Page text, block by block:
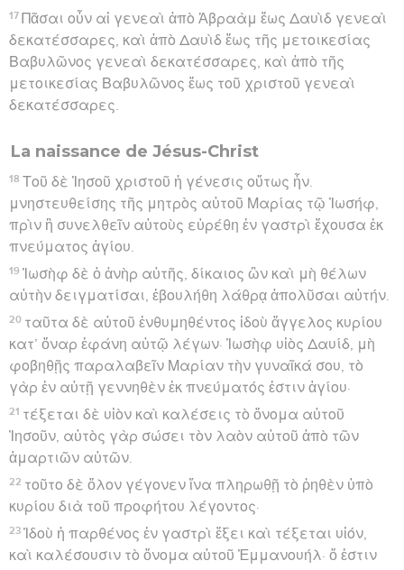
17 Πᾶσαι οὖν αἱ γενεαὶ ἀπὸ Ἀβραὰμ ἕως Δαυὶδ γενεαὶ
δεκατέσσαρες, καὶ ἀπὸ Δαυὶδ ἕως τῆς μετοικεσίας
Βαβυλῶνος γενεαὶ δεκατέσσαρες, καὶ ἀπὸ τῆς
μετοικεσίας Βαβυλῶνος ἕως τοῦ χριστοῦ γενεαὶ
δεκατέσσαρες.
La naissance de Jésus-Christ
18 Τοῦ δὲ Ἰησοῦ χριστοῦ ἡ γένεσις οὕτως ἦν.
μνηστευθείσης τῆς μητρὸς αὐτοῦ Μαρίας τῷ Ἰωσήφ,
πρὶν ἢ συνελθεῖν αὐτοὺς εὑρέθη ἐν γαστρὶ ἔχουσα ἐκ
πνεύματος ἁγίου.
19 Ἰωσὴφ δὲ ὁ ἀνὴρ αὐτῆς, δίκαιος ὢν καὶ μὴ θέλων
αὐτὴν δειγματίσαι, ἐβουλήθη λάθρᾳ ἀπολῦσαι αὐτήν.
20 ταῦτα δὲ αὐτοῦ ἐνθυμηθέντος ἰδοὺ ἄγγελος κυρίου
κατ’ ὄναρ ἐφάνη αὐτῷ λέγων· Ἰωσὴφ υἱὸς Δαυίδ, μὴ
φοβηθῇς παραλαβεῖν Μαρίαν τὴν γυναῖκά σου, τὸ
γὰρ ἐν αὐτῇ γεννηθὲν ἐκ πνεύματός ἐστιν ἁγίου·
21 τέξεται δὲ υἱὸν καὶ καλέσεις τὸ ὄνομα αὐτοῦ
Ἰησοῦν, αὐτὸς γὰρ σώσει τὸν λαὸν αὐτοῦ ἀπὸ τῶν
ἁμαρτιῶν αὐτῶν.
22 τοῦτο δὲ ὅλον γέγονεν ἵνα πληρωθῇ τὸ ῥηθὲν ὑπὸ
κυρίου διὰ τοῦ προφήτου λέγοντος·
23 Ἰδοὺ ἡ παρθένος ἐν γαστρὶ ἕξει καὶ τέξεται υἱόν,
καὶ καλέσουσιν τὸ ὄνομα αὐτοῦ Ἐμμανουήλ· ὅ ἐστιν